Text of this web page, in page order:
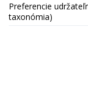
Preferencie
taxonómia)